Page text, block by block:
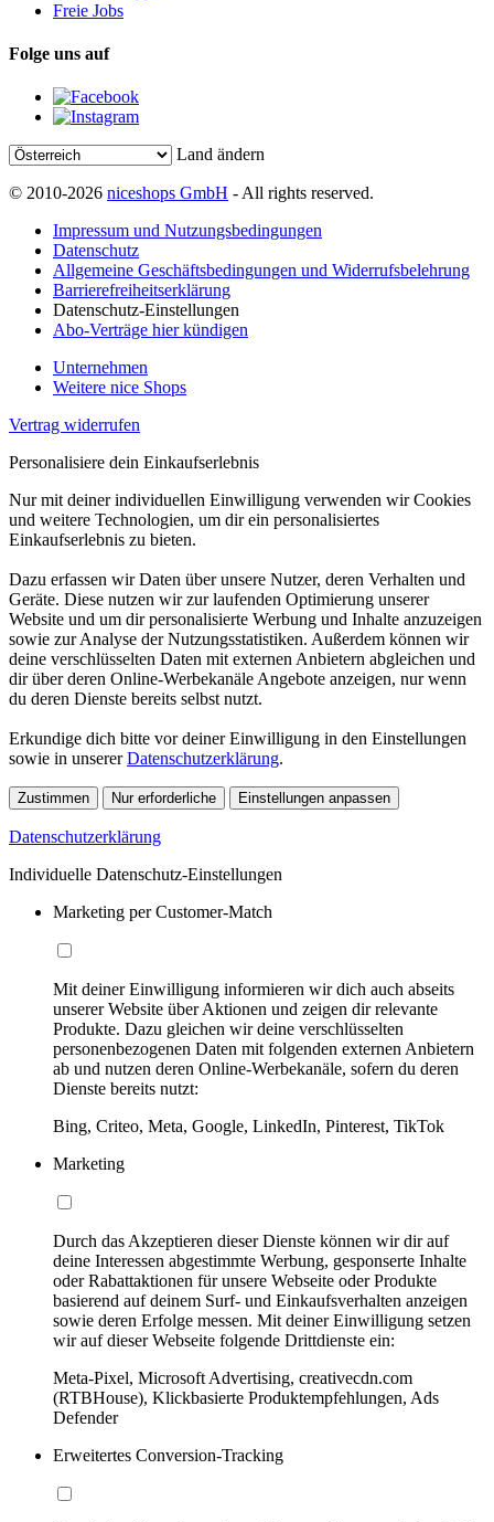
Freie Jobs
Folge uns auf
Land ändern
© 2010-2026 niceshops GmbH - All rights reserved.
Impressum und Nutzungsbedingungen
Datenschutz
Allgemeine Geschäftsbedingungen und Widerrufsbelehrung
Barrierefreiheitserklärung
Datenschutz-Einstellungen
Abo-Verträge hier kündigen
Unternehmen
Weitere nice Shops
Vertrag widerrufen
Personalisiere dein Einkaufserlebnis
Nur mit deiner individuellen Einwilligung verwenden wir Cookies
und weitere Technologien, um dir ein personalisiertes
Einkaufserlebnis zu bieten.
Dazu erfassen wir Daten über unsere Nutzer, deren Verhalten und
Geräte. Diese nutzen wir zur laufenden Optimierung unserer
Website und um dir personalisierte Werbung und Inhalte anzuzeigen
sowie zur Analyse der Nutzungsstatistiken. Außerdem können wir
deine verschlüsselten Daten mit externen Anbietern abgleichen und
dir über deren Online-Werbekanäle Angebote anzeigen, nur wenn
du deren Dienste bereits selbst nutzt.
Erkundige dich bitte vor deiner Einwilligung in den Einstellungen
sowie in unsererDatenschutzerklärung.
Zustimmen Nur erforderliche Einstellungen anpassen
Datenschutzerklärung
Individuelle Datenschutz-Einstellungen
Marketing per Customer-Match
Mit deiner Einwilligung informieren wir dich auch abseits
unserer Website über Aktionen und zeigen dir relevante
Produkte. Dazu gleichen wir deine verschlüsselten
personenbezogenen Daten mit folgenden externen Anbietern
ab und nutzen deren Online-Werbekanäle, sofern du deren
Dienste bereits nutzt:
Bing, Criteo, Meta, Google, LinkedIn, Pinterest, TikTok
Marketing
Durch das Akzeptieren dieser Dienste können wir dir auf
deine Interessen abgestimmte Werbung, gesponserte Inhalte
oder Rabattaktionen für unsere Webseite oder Produkte
basierend auf deinem Surf- und Einkaufsverhalten anzeigen
sowie deren Erfolge messen. Mit deiner Einwilligung setzen
wir auf dieser Webseite folgende Drittdienste ein:
Meta-Pixel, Microsoft Advertising, creativecdn.com
(RTBHouse), Klickbasierte Produktempfehlungen, Ads
Defender
Erweitertes Conversion-Tracking